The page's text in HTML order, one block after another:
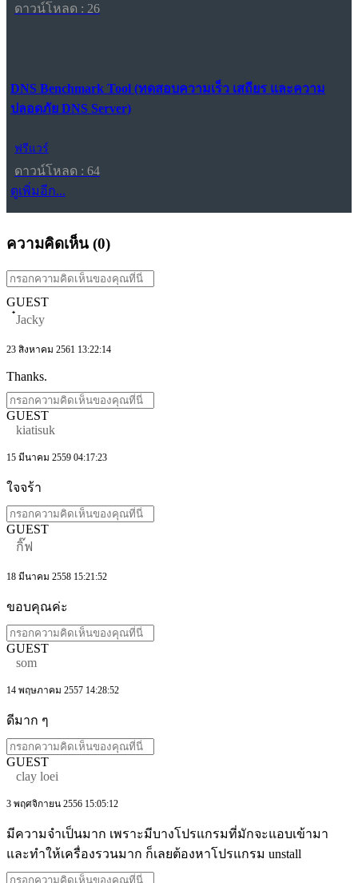
ดาวน์โหลด : 26
DNS Benchmark Tool (ทดสอบความเร็ว เสถียร และความ
ปลอดภัย DNS Server)
ฟรีแวร์
ดาวน์โหลด : 64
ดูเพิ่มอีก...
ความคิดเห็น (0)
GUEST
๋Jacky
23 สิงหาคม 2561 13:22:14
Thanks.
GUEST
kiatisuk
15 มีนาคม 2559 04:17:23
ใจจร้า
GUEST
กิ๊ฟ
18 มีนาคม 2558 15:21:52
ขอบคุณค่ะ
GUEST
som
14 พฤษภาคม 2557 14:28:52
ดีมาก ๆ
GUEST
clay loei
3 พฤศจิกายน 2556 15:05:12
มีความจำเป็นมาก เพราะมีบางโปรแกรมที่มักจะแอบเข้ามา
และทำให้เครื่องรวนมาก ก็เลยต้องหาโปรแกรม unstall